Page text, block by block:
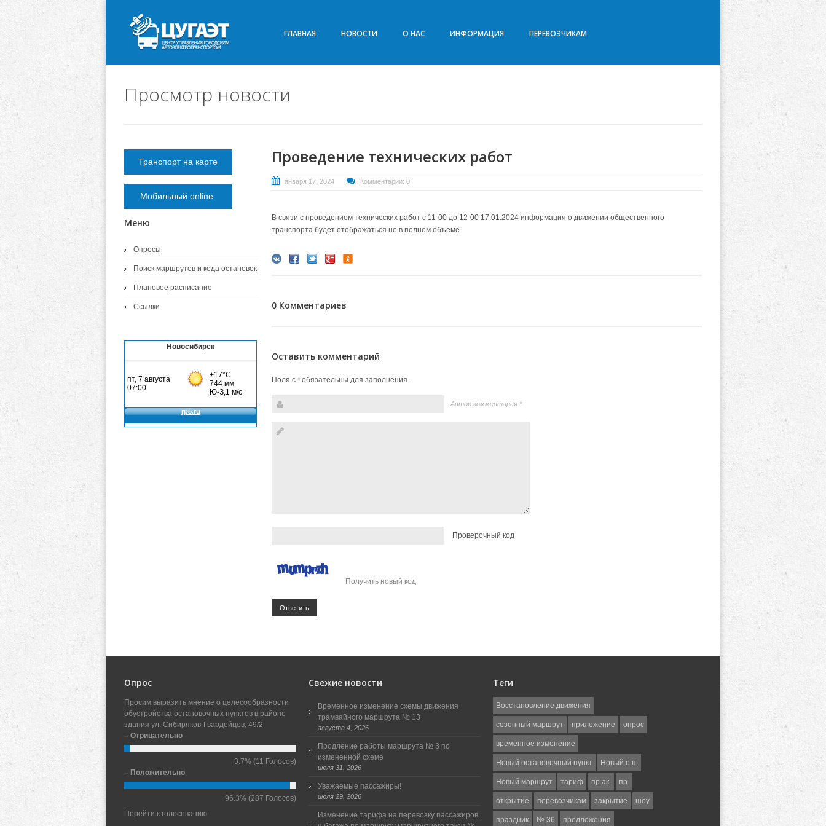
ГЛАВНАЯ НОВОСТИ О НАС ИНФОРМАЦИЯ ПЕРЕВОЗЧИКАМ
Просмотр новости
Проведение технических работ
января 17, 2024 Комментарии: 0
В связи с проведением технических работ с 11-00 до 12-00 17.01.2024 информация о движении общественного
транспорта будет отображаться не в полном объеме.
0 Комментариев
Оставить комментарий
Поля с *обязательны для заполнения.
Автор комментария *
Проверочный код
Получить новый код
Ответить
Транспорт на карте
Мобильный online
Меню
Опросы
Поиск маршрутов и кода остановок
Плановое расписание
Ссылки
Новосибирск
Опрос
Просим выразить мнение о целесообразности
обустройства остановочных пунктов в районе
здания ул. Сибиряков-Гвардейцев, 49/2
– Отрицательно
3.7% (11 Голосов)
– Положительно
96.3% (287 Голосов)
Перейти к голосованию
Свежие новости
Временное изменение схемы движения
трамвайного маршрута № 13
августа 4, 2026
Продление работы маршрута № 3 по
измененной схеме
июля 31, 2026
Уважаемые пассажиры!
июля 29, 2026
Изменение тарифа на перевозку пассажиров
Теги
Восстановление движения
сезонный маршрут приложение опрос
временное изменение
Новый остановочный пункт Новый о.п.
Новый маршрут тариф пр.ак. пр.
открытие перевозчикам закрытие шоу
праздник № 36 предложения